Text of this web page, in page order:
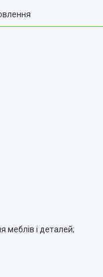
меблів і деталей;